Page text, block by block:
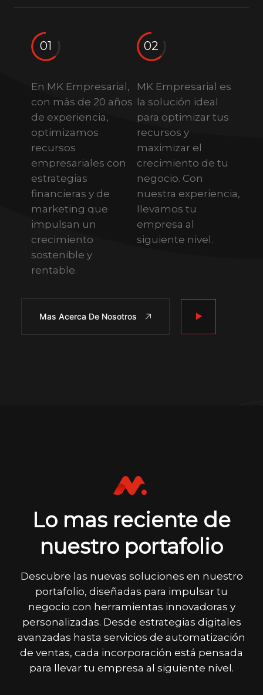
01
En MK Empresarial,
con más de 20 años
de experiencia,
optimizamos
recursos
empresariales con
estrategias
financieras y de
marketing que
impulsan un
crecimiento
sostenible y
rentable.
02
MK Empresarial es
la solución ideal
para optimizar tus
recursos y
maximizar el
crecimiento de tu
negocio. Con
nuestra experiencia,
llevamos tu
empresa al
siguiente nivel.
Mas Acerca De Nosotros
Lo mas reciente de
nuestro portafolio
Descubre las nuevas soluciones en nuestro
portafolio, diseñadas para impulsar tu
negocio con herramientas innovadoras y
personalizadas. Desde estrategias digitales
avanzadas hasta servicios de automatización
de ventas, cada incorporación está pensada
para llevar tu empresa al siguiente nivel.